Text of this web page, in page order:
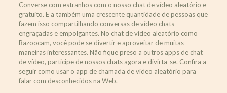
Converse com estranhos com o nosso chat de vídeo aleatório e
gratuito. E a também uma crescente quantidade de pessoas que
fazem isso compartilhando conversas de vídeo chats
engraçadas e empolgantes. No chat de vídeo aleatório como
Bazoocam, você pode se divertir e aproveitar de muitas
maneiras interessantes. Não fique preso a outros apps de chat
de vídeo, participe de nossos chats agora e divirta-se. Confira a
seguir como usar o app de chamada de vídeo aleatório para
falar com desconhecidos na Web.